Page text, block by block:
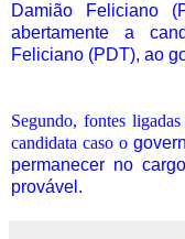
Damião Feliciano
abertamente a
Feliciano (PDT), ao
Segundo, fontes
candidata caso o
permanecer no
provável.